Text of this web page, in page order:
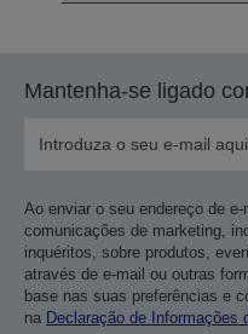
Mantenha-se ligado
Ao enviar o seu endereço de
comunicações de marketing,
inquéritos, sobre produtos,
através de e-mail ou outras
base nas suas preferências e
na Declaração de Informações